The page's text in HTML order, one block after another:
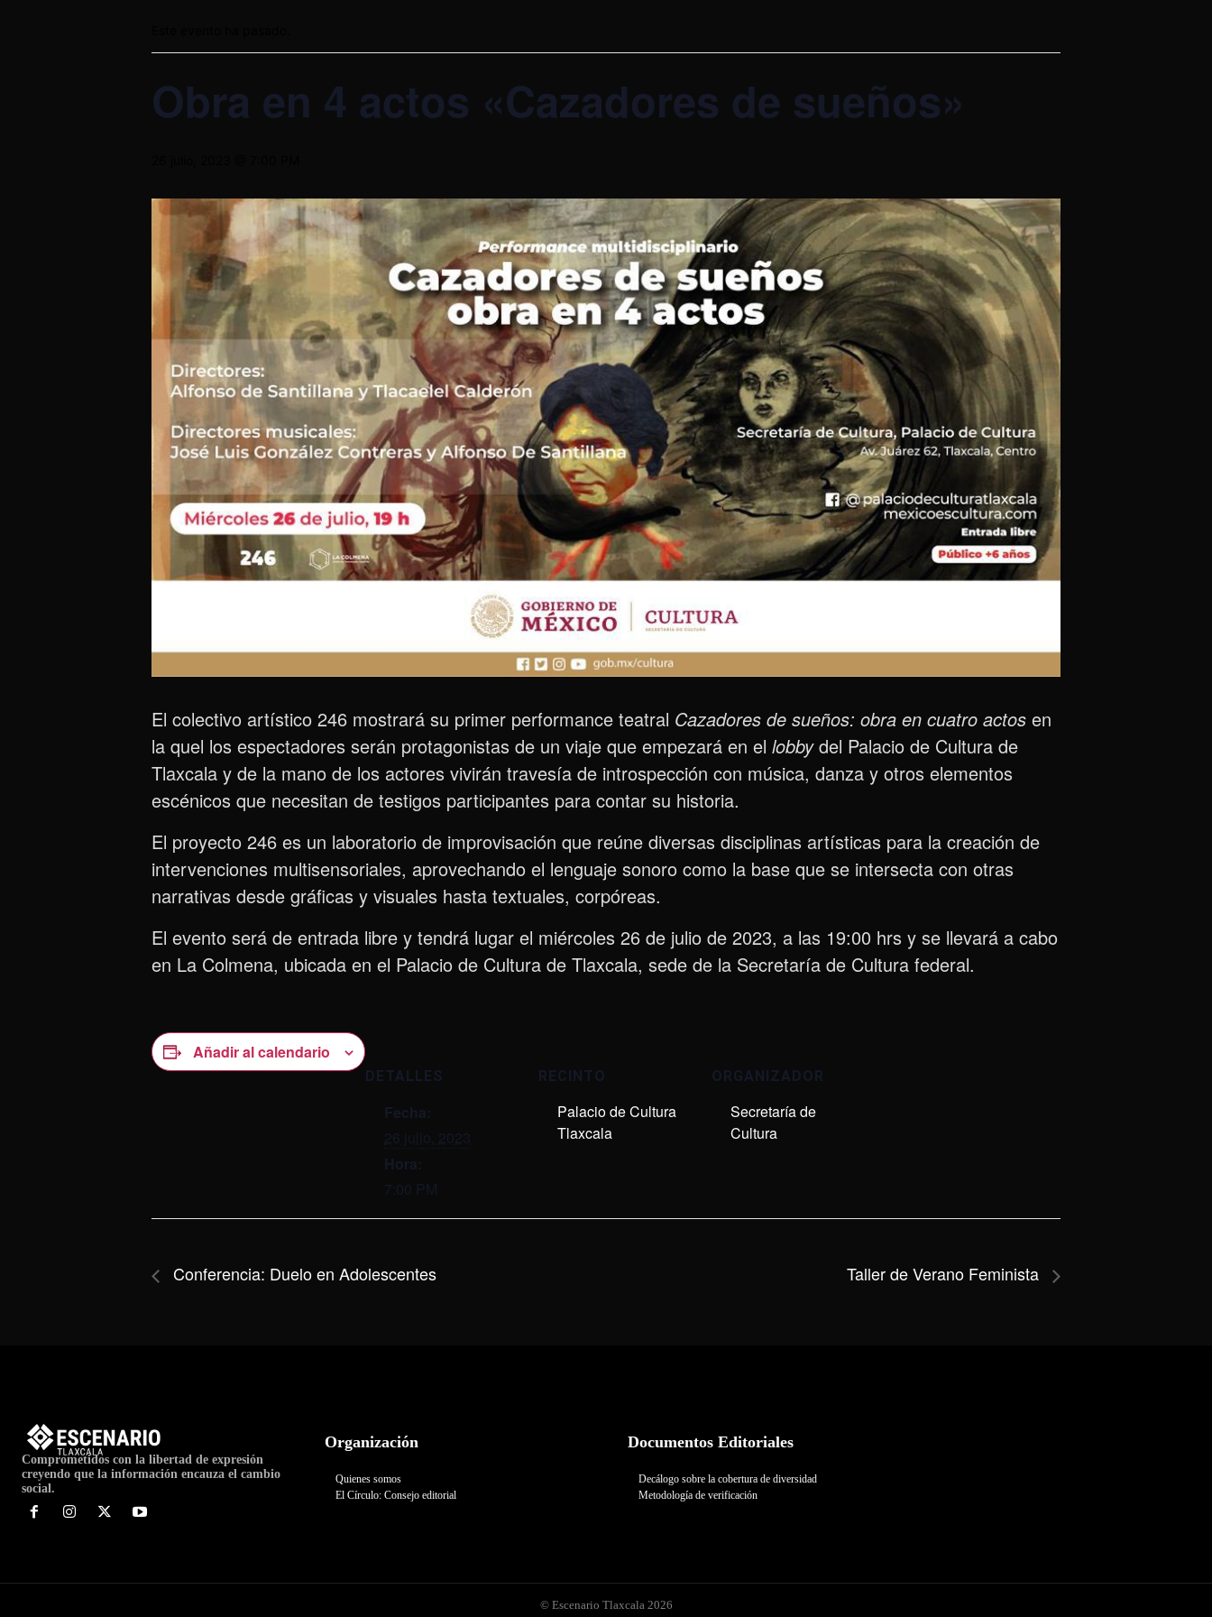
Obra en 4 actos «Cazadores de sueños»
El colectivo artístico 246 mostrará su primer performance teatral Cazadores de sueños: obra en cuatro actos en
la quel los espectadores serán protagonistas de un viaje que empezará en el lobbydel Palacio de Cultura de
Tlaxcala y de la mano de los actores vivirán travesía de introspección con música, danza y otros elementos
escénicos que necesitan de testigos participantes para contar su historia.
El proyecto 246 es un laboratorio de improvisación que reúne diversas disciplinas artísticas para la creación de
intervenciones multisensoriales, aprovechando el lenguaje sonoro como la base que se intersecta con otras
narrativas desde gráficas y visuales hasta textuales, corpóreas.
El evento será de entrada libre y tendrá lugar el miércoles 26 de julio de 2023, a las 19:00 hrs y se llevará a cabo
en La Colmena, ubicada en el Palacio de Cultura de Tlaxcala, sede de la Secretaría de Cultura federal.
Añadir al calendario
DETALLES
Fecha:
26 julio, 2023
Hora:
7:00 PM
RECINTO
Palacio de Cultura
Tlaxcala
ORGANIZADOR
Secretaría de
Cultura
Conferencia: Duelo en Adolescentes Taller de Verano Feminista
Comprometidos con la libertad de expresión
creyendo que la información encauza el cambio
social.
Organización
Quienes somos
El Círculo: Consejo editorial
Documentos Editoriales
Decálogo sobre la cobertura de diversidad
Metodología de verificación
© Escenario Tlaxcala 2026